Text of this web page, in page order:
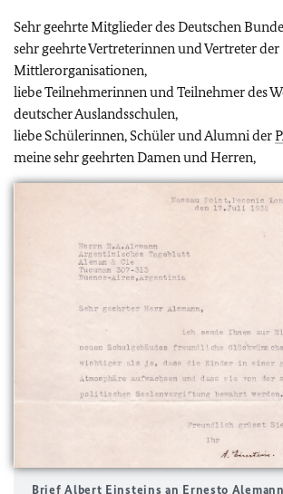
Sehr geehrte Mitglieder des Deutschen
sehr geehrte Vertreterinnen und Vertreter der
Mittlerorganisationen,
liebe Teilnehmerinnen und Teilnehmer des
deutscher Auslandsschulen,
liebe Schülerinnen, Schüler und Alumni der
meine sehr geehrten Damen und Herren,
Brief Albert Einsteins an Ernesto Alemann